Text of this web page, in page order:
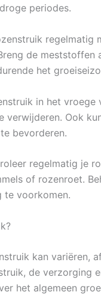
periodes.
regelmatig
de meststoffen
het
in het vroege
verwijderen. Ook
bevorderen.
regelmatig je
of rozenroet.
te voorkomen.
kan variëren,
de verzorging
het algemeen